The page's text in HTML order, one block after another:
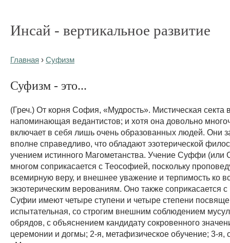
Инсай - вертикальное развитие
Главная › Суфизм
Суфизм - это...
(Греч.) От корня София, «Мудрость». Мистическая секта
напоминающая ведантистов; и хотя она довольно
включает в себя лишь очень образованных людей. Они
вполне справедливо, что обладают эзотерической
учением истинного Магометанства. Учение Суффи (или
многом соприкасается с Теософией, поскольку
всемирную веру, и внешнее уважение и терпимость ко
экзотерическим верованиям. Оно также соприкасается
Суфии имеют четыре ступени и четыре степени
испытательная, со строгим внешним соблюдением
обрядов, с объяснением кандидату сокровенного
церемонии и догмы; 2-я, метафизическое обучение; 3-я,